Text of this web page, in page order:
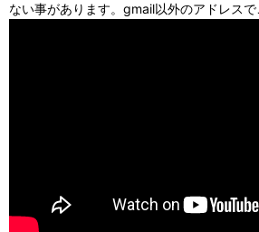
ない事があります。gmail以外のアドレスで